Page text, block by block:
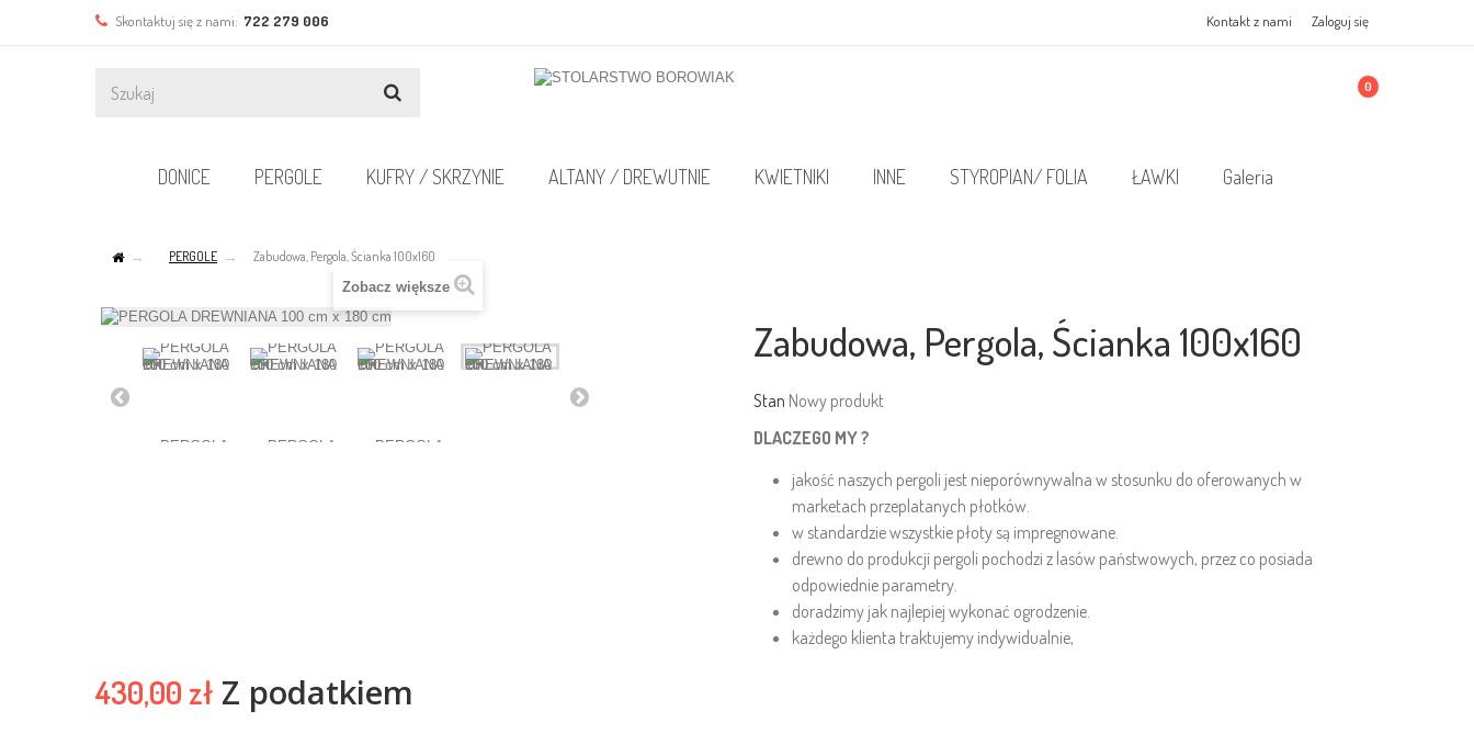
Zaloguj się
Kontakt z nami
Skontaktuj się z nami: 722 279 006
0
DONICE PERGOLE KUFRY / SKRZYNIE ALTANY / DREWUTNIE KWIETNIKI INNE STYROPIAN/ FOLIA ŁAWKI Galeria
PERGOLE
Zabudowa, Pergola, Ścianka 100x160
Zobacz większe
Zabudowa, Pergola, Ścianka 100x160
Stan Nowy produkt
DLACZEGO MY ?
jakość naszych pergoli jest nieporównywalna w stosunku do oferowanych w
marketach przeplatanych płotków.
w standardzie wszystkie płoty są impregnowane.
drewno do produkcji pergoli pochodzi z lasów państwowych, przez co posiada
odpowiednie parametry.
doradzimy jak najlepiej wykonać ogrodzenie.
każdego klienta traktujemy indywidualnie,
430,00 zł Z podatkiem